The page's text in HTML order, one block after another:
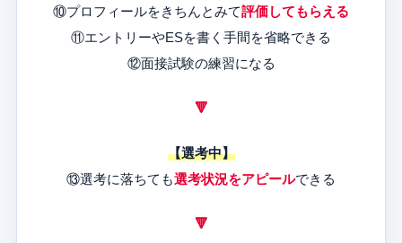
⑩プロフィールをきちんとみて評価してもらえる
⑪エントリーやESを書く手間を省略できる
⑫面接試験の練習になる
🔻
【選考中】
⑬選考に落ちても選考状況をアピールできる
🔻